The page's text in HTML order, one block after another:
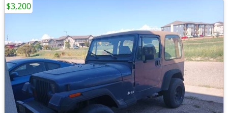
$3,200